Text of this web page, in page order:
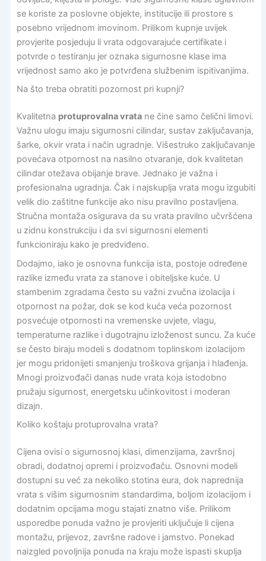
se koriste za poslovne objekte, institucije ili prostore s
posebno vrijednom imovinom. Prilikom kupnje uvijek
provjerite posjeduju li vrata odgovarajuće certifikate i
potvrde o testiranju jer oznaka sigurnosne klase ima
vrijednost samo ako je potvrđena službenim ispitivanjima.
Na što treba obratiti pozornost pri kupnji?
Kvalitetna protuprovalna vratane čine samo čelični limovi.
Važnu ulogu imaju sigurnosni cilindar, sustav zaključavanja,
šarke, okvir vrata i način ugradnje. Višestruko zaključavanje
povećava otpornost na nasilno otvaranje, dok kvalitetan
cilindar otežava obijanje brave. Jednako je važna i
profesionalna ugradnja. Čak i najskuplja vrata mogu izgubiti
velik dio zaštitne funkcije ako nisu pravilno postavljena.
Stručna montaža osigurava da su vrata pravilno učvršćena
u zidnu konstrukciju i da svi sigurnosni elementi
funkcioniraju kako je predviđeno.
Dodajmo, iako je osnovna funkcija ista, postoje određene
razlike između vrata za stanove i obiteljske kuće. U
stambenim zgradama često su važni zvučna izolacija i
otpornost na požar, dok se kod kuća veća pozornost
posvećuje otpornosti na vremenske uvjete, vlagu,
temperaturne razlike i dugotrajnu izloženost suncu. Za kuće
se često biraju modeli s dodatnom toplinskom izolacijom
jer mogu pridonijeti smanjenju troškova grijanja i hlađenja.
Mnogi proizvođači danas nude vrata koja istodobno
pružaju sigurnost, energetsku učinkovitost i moderan
dizajn.
Koliko koštaju protuprovalna vrata?
Cijena ovisi o sigurnosnoj klasi, dimenzijama, završnoj
obradi, dodatnoj opremi i proizvođaču. Osnovni modeli
dostupni su već za nekoliko stotina eura, dok naprednija
vrata s višim sigurnosnim standardima, boljom izolacijom i
dodatnim opcijama mogu stajati znatno više. Prilikom
usporedbe ponuda važno je provjeriti uključuje li cijena
montažu, prijevoz, završne radove i jamstvo. Ponekad
naizgled povoljnija ponuda na kraju može ispasti skuplja